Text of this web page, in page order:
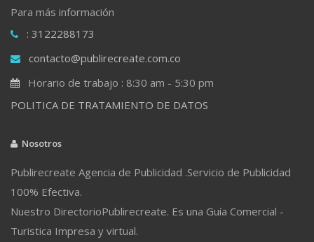
Para más información
: 3122288173
contacto@publirecreate.com.co
Horario de trabajo : 8:30 am - 5:30 pm
POLITICA DE TRATAMIENTO DE DATOS
Nosotros
Publirecreate Agencia de Publicidad .Servicio de Publicidad
100% Efectiva.
Nuestro DirectorioPublirecreate. Es una Guía Comercial -
Turistica Impresa y virtual.